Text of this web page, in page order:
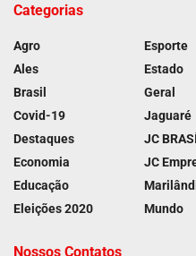
Categorias
Agro
Ales
Brasil
Covid-19
Destaques
Economia
Educação
Eleições 2020
Esporte
Estado
Geral
Jaguaré
JC
JC
Mundo
Nossos Contatos